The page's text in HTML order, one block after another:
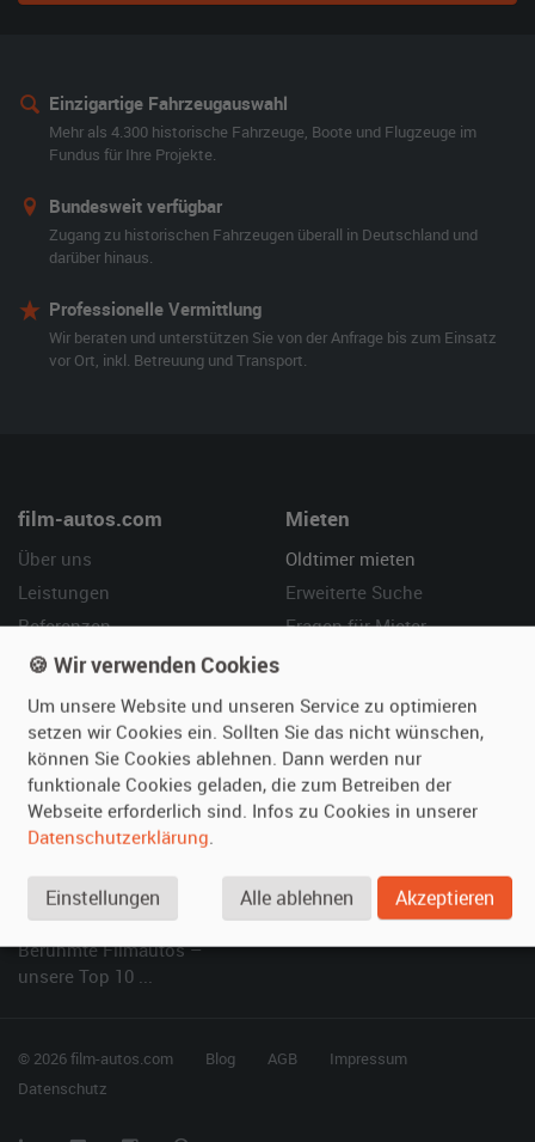
Einzigartige Fahrzeugauswahl
Mehr als 4.300 historische Fahrzeuge, Boote und Flugzeuge im
Fundus für Ihre Projekte.
Bundesweit verfügbar
Zugang zu historischen Fahrzeugen überall in Deutschland und
darüber hinaus.
Professionelle Vermittlung
Wir beraten und unterstützen Sie von der Anfrage bis zum Einsatz
vor Ort, inkl. Betreuung und Transport.
film-autos.com
Über uns
Leistungen
Referenzen
Kundenmeinungen
Mieten
Oldtimer mieten
Erweiterte Suche
Fragen für Mieter
Vermieten
Oldtimer anmelden
Fotos senden
Fragen für Vermieter
Hilfe
Häufige Fragen (FAQ)
So funktioniert's
SPECIAL
Berühmte Filmautos –
unsere Top 10 ...
© 2026 film-autos.com Blog AGB
Impressum
Datenschutz
🍪 Wir verwenden Cookies
Um unsere Website und unseren Service zu optimieren
setzen wir Cookies ein. Sollten Sie das nicht wünschen,
können Sie Cookies ablehnen. Dann werden nur
funktionale Cookies geladen, die zum Betreiben der
Webseite erforderlich sind. Infos zu Cookies in unserer
Datenschutzerklärung.
Einstellungen Alle ablehnen Akzeptieren